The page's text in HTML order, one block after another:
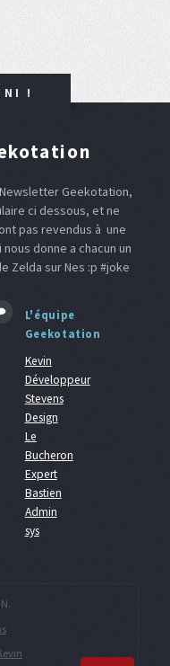
!
Geekotation,
ci dessous, et ne
pas revendus à une
donne a chacun un
Zelda sur Nes :p #joke
L'équipe
Geekotation
Kevin
Développeur
Stevens
Design
Le
Bucheron
Expert
Bastien
Admin
sys